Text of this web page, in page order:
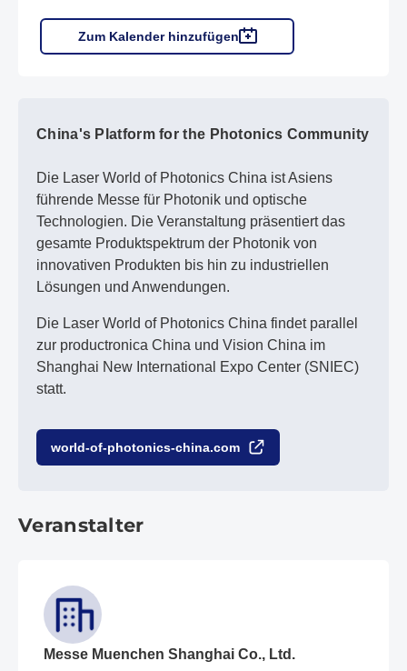
Zum Kalender hinzufügen
China's Platform for the Photonics Community
Die Laser World of Photonics China ist Asiens
führende Messe für Photonik und optische
Technologien. Die Veranstaltung präsentiert das
gesamte Produktspektrum der Photonik von
innovativen Produkten bis hin zu industriellen
Lösungen und Anwendungen.
Die Laser World of Photonics China findet parallel
zur productronica China und Vision China im
Shanghai New International Expo Center (SNIEC)
statt.
world-of-photonics-china.com
Veranstalter
Messe Muenchen Shanghai Co., Ltd.